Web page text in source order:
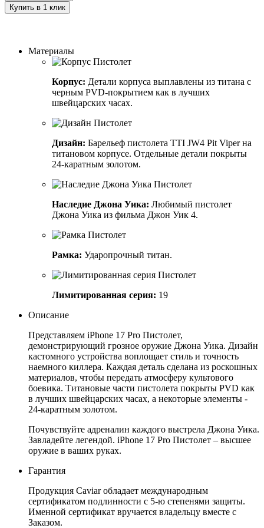
Купить в 1 клик
Материалы
Корпус: Детали корпуса выплавлены из титана с
черным PVD-покрытием как в лучших
швейцарских часах.
Дизайн: Барельеф пистолета TTI JW4 Pit Viper на
титановом корпусе. Отдельные детали покрыты
24-каратным золотом.
Наследие Джона Уика: Любимый пистолет
Джона Уика из фильма Джон Уик 4.
Рамка: Ударопрочный титан.
Лимитированная серия: 19
Описание
Представляем iPhone 17 Pro Пистолет,
демонстрирующий грозное оружие Джона Уика. Дизайн
кастомного устройства воплощает стиль и точность
наемного киллера. Каждая деталь сделана из роскошных
материалов, чтобы передать атмосферу культового
боевика. Титановые части пистолета покрыты PVD как
в лучших швейцарских часах, а некоторые элементы -
24-каратным золотом.
Почувствуйте адреналин каждого выстрела Джона Уика.
Завладейте легендой. iPhone 17 Pro Пистолет – высшее
оружие в ваших руках.
Гарантия
Продукция Caviar обладает международным
сертификатом подлинности с 5-ю степенями защиты.
Именной сертификат вручается владельцу вместе с
Заказом.